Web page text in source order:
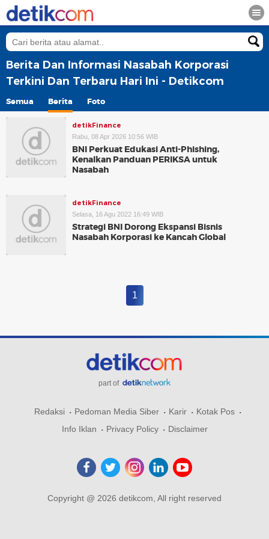
Berita Dan Informasi Nasabah Korporasi
Terkini Dan Terbaru Hari Ini - Detikcom
Semua Berita Foto
detikFinance
Rabu, 08 Apr 2026 10:56 WIB
BNI Perkuat Edukasi Anti-Phishing,
Kenalkan Panduan PERIKSA untuk
Nasabah
detikFinance
Selasa, 16 Agu 2022 16:49 WIB
Strategi BNI Dorong Ekspansi Bisnis
Nasabah Korporasi ke Kancah Global
1
part of
Redaksi Pedoman Media Siber Karir
Kotak Pos
Info Iklan
Privacy Policy Disclaimer
Copyright @ 2026 detikcom, All right reserved